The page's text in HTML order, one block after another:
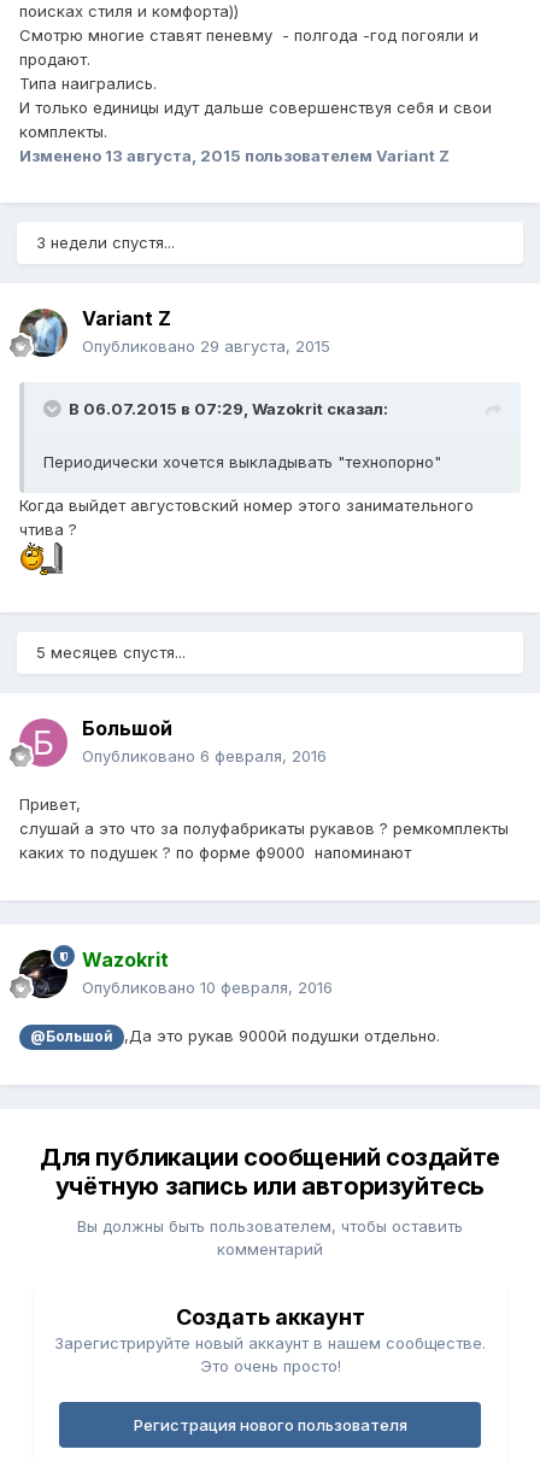
поисках стиля и комфорта))
Смотрю многие ставят пеневму - полгода -год погояли и
продают.
Типа наигрались.
И только единицы идут дальше совершенствуя себя и свои
комплекты.
Изменено 13 августа, 2015 пользователем Variant Z
3 недели спустя...
Variant Z
Опубликовано 29 августа, 2015
В 06.07.2015 в 07:29, Wazokrit сказал:
Периодически хочется выкладывать "технопорно"
Когда выйдет августовский номер этого занимательного
чтива ?
5 месяцев спустя...
Большой
Опубликовано 6 февраля, 2016
Привет,
слушай а это что за полуфабрикаты рукавов ? ремкомплекты
каких то подушек ? по форме ф9000 напоминают
Wazokrit
Опубликовано 10 февраля, 2016
@Большой ,Да это рукав 9000й подушки отдельно.
Для публикации сообщений создайте
учётную запись или авторизуйтесь
Вы должны быть пользователем, чтобы оставить
комментарий
Создать аккаунт
Зарегистрируйте новый аккаунт в нашем сообществе.
Это очень просто!
Регистрация нового пользователя